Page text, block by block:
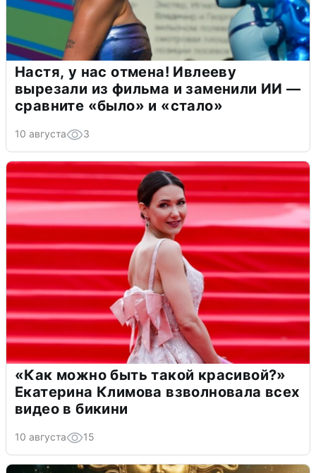
Настя, у нас отмена! Ивлееву
вырезали из фильма и заменили ИИ —
сравните «было» и «стало»
10 августа 3
«Как можно быть такой красивой?»
Екатерина Климова взволновала всех
видео в бикини
10 августа 15